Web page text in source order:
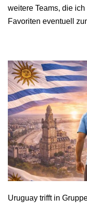
weitere Teams, die
Favoriten eventuell
Uruguay trifft in